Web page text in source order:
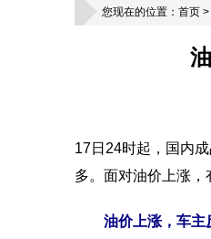
您现在的位置： 首页 >
17日24时起，国内
多。面对油价上涨，
油价上涨，车主